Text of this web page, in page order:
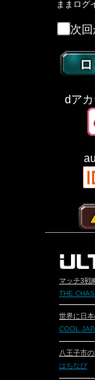
ままログ
次
dア
マッチ3戦
THE
世界に日
COOL
八王子市
はちなび